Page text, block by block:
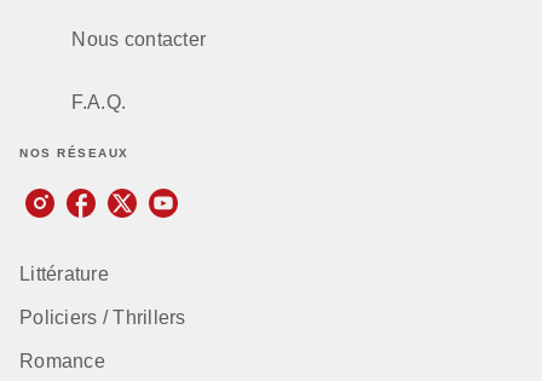
Nous contacter
F.A.Q.
NOS RÉSEAUX
Littérature
Policiers / Thrillers
Romance